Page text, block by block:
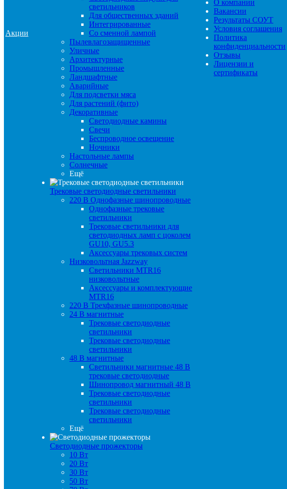
Акции
светильников
Для общественных зданий
Интегрированные
Со сменной лампой
Пылевлагозащищенные
Уличные
Архитектурные
Промышленные
Ландшафтные
Аварийные
Для подсветки мяса
Для растений (фито)
Декоративные
Светодиодные камины
Свечи
Беспроводное освещение
Ночники
Настольные лампы
Солнечные
Ещё
Трековые светодиодные светильники
220 B Однофазные шинопроводные
Однофазные трековые
светильники
Трековые светильники для
светодиодных ламп с цоколем
GU10, GU5.3
Аксессуары трековых систем
Низковольтная Jazzway
Светильники MTR16
низковольтные
Аксессуары и комплектующие
MTR16
220 B Трехфазные шинопроводные
24 B магнитные
Трековые светодиодные
светильники
Трековые светодиодные
светильники
48 B магнитные
Светильники магнитные 48 В
трековые светодиодные
Шинопровод магнитный 48 В
Трековые светодиодные
светильники
Трековые светодиодные
светильники
Ещё
Светодиодные прожекторы
10 Вт
20 Вт
30 Вт
50 Вт
О компании
Вакансии
Результаты СОУТ
Условия соглашения
Политика
конфиденциальности
Отзывы
Лицензии и
сертификаты